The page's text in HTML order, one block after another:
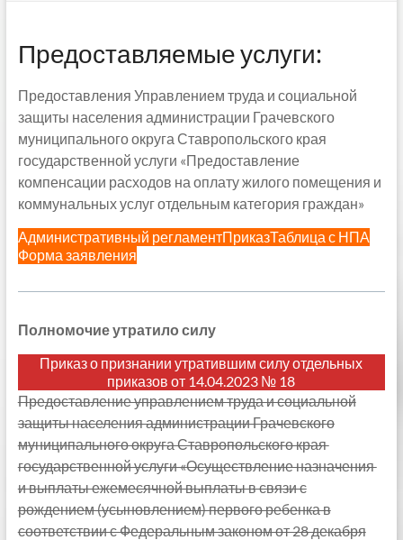
Предоставляемые услуги:
Предоставления Управлением труда и социальной
защиты населения администрации Грачевского
муниципального округа Ставропольского края
государственной услуги «Предоставление
компенсации расходов на оплату жилого помещения и
коммунальных услуг отдельным категория граждан»
Административный регламентПриказТаблица с НПА
Форма заявления
Полномочие утратило силу
Приказ о признании утратившим силу отдельных
приказов от 14.04.2023 № 18
Предоставление управлением труда и социальной
защиты населения администрации Грачевского
муниципального округа Ставропольского края
государственной услуги «Осуществление назначения
и выплаты ежемесячной выплаты в связи с
рождением (усыновлением) первого ребенка в
соответствии с Федеральным законом от 28 декабря